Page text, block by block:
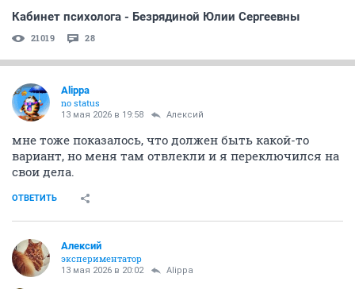
Кабинет психолога - Безрядиной Юлии Сергеевны
21019 28
Alippa
no status
13 мая 2026 в 19:58 Алексий
мне тоже показалось, что должен быть какой-то
вариант, но меня там отвлекли и я переключился на
свои дела.
ОТВЕТИТЬ
Алексий
экспериментатор
13 мая 2026 в 20:02 Alippa